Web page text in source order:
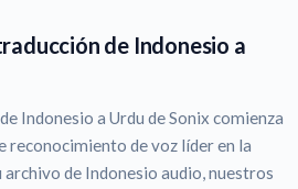
de Indonesio a
Indonesio a Urdu de Sonix comienza
reconocimiento de voz líder en la
archivo de Indonesio audio, nuestros